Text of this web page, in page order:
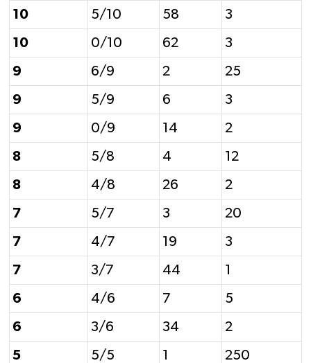
10 5/10 58 3
10 0/10 62 3
9 6/9 2 25
9 5/9 6 3
9 0/9 14 2
8 5/8 4 12
8 4/8 26 2
7 5/7 3 20
7 4/7 19 3
7 3/7 44 1
6 4/6 7 5
6 3/6 34 2
5 5/5 1 250